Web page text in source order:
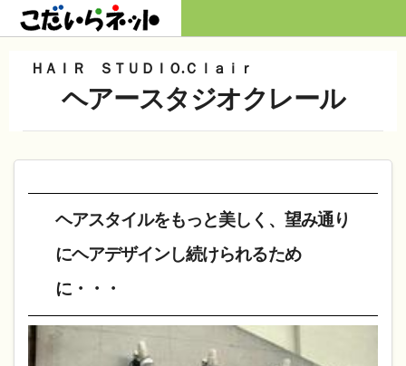
Skip
to
content
お知らせ
地図で探す
店名で探す
ＨＡＩＲ ＳＴＵＤＩＯ.Ｃｌａｉｒ
ヘアースタジオクレール
ヘアスタイルをもっと美しく、望み通り
にヘアデザインし続けられるため
に・・・